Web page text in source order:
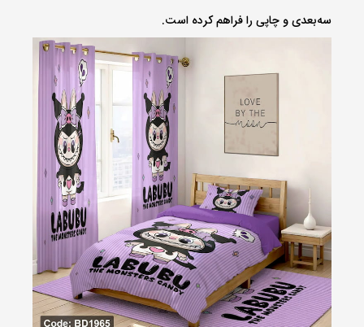
سه‌بعدی و چاپی را فراهم کرده است.